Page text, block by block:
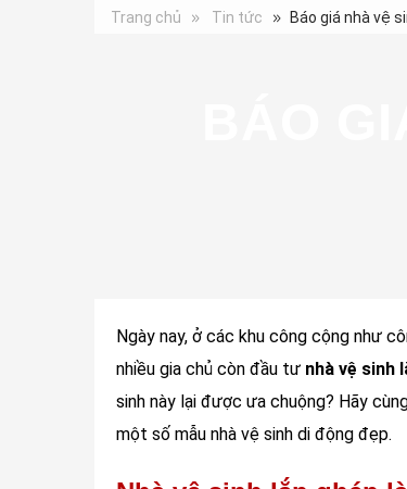
Trang chủ Tin tức Báo giá nhà vệ
Ngày nay, ở các khu công cộng như
nhiều gia chủ còn đầu tư nhà vệ sinh
sinh này lại được ưa chuộng? Hãy
một số mẫu nhà vệ sinh di động đẹp.